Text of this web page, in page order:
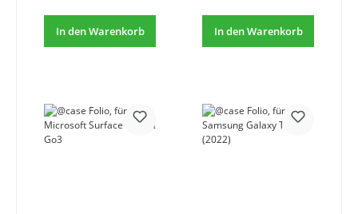
In den Warenkorb In den Warenkorb